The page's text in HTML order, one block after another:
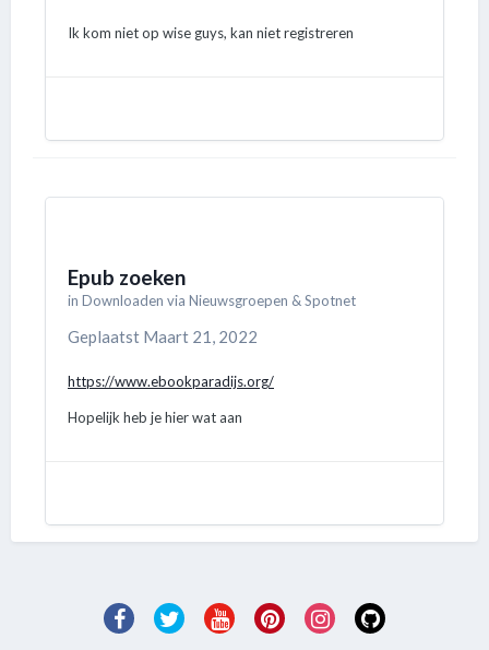
Ik kom niet op wise guys, kan niet registreren
Epub zoeken
in Downloaden via Nieuwsgroepen & Spotnet
Geplaatst Maart 21, 2022
https://www.ebookparadijs.org/
Hopelijk heb je hier wat aan